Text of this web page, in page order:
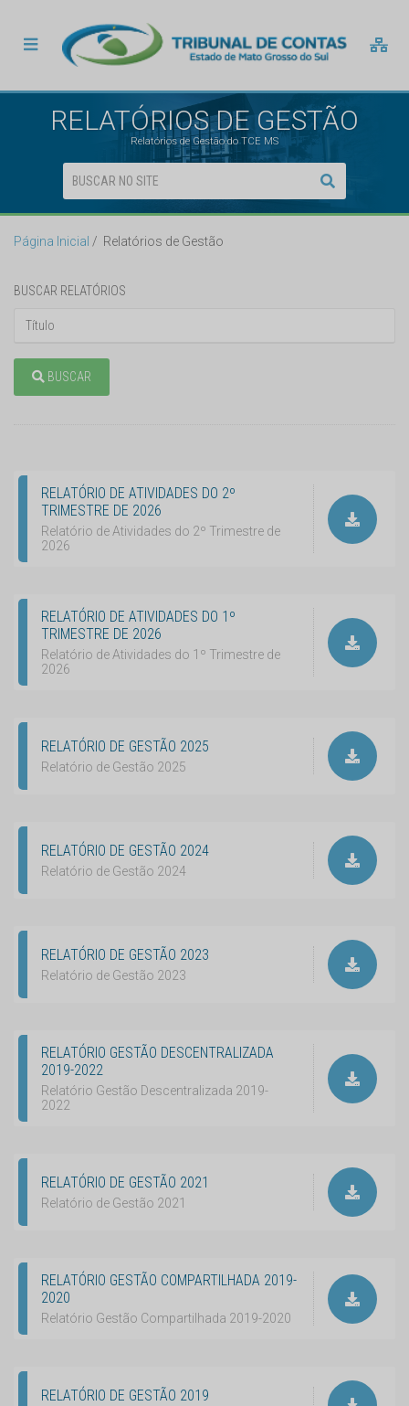
RELATÓRIOS DE GESTÃO
Relatórios de Gestão do TCE MS
Página Inicial Relatórios de Gestão
BUSCAR RELATÓRIOS
BUSCAR
RELATÓRIO DE ATIVIDADES DO 2º
TRIMESTRE DE 2026
Relatório de Atividades do 2º Trimestre de
2026
RELATÓRIO DE ATIVIDADES DO 1º
TRIMESTRE DE 2026
Relatório de Atividades do 1º Trimestre de
2026
RELATÓRIO DE GESTÃO 2025
Relatório de Gestão 2025
RELATÓRIO DE GESTÃO 2024
Relatório de Gestão 2024
RELATÓRIO DE GESTÃO 2023
Relatório de Gestão 2023
RELATÓRIO GESTÃO DESCENTRALIZADA
2019-2022
Relatório Gestão Descentralizada 2019-
2022
RELATÓRIO DE GESTÃO 2021
Relatório de Gestão 2021
RELATÓRIO GESTÃO COMPARTILHADA 2019-
2020
Relatório Gestão Compartilhada 2019-2020
RELATÓRIO DE GESTÃO 2019